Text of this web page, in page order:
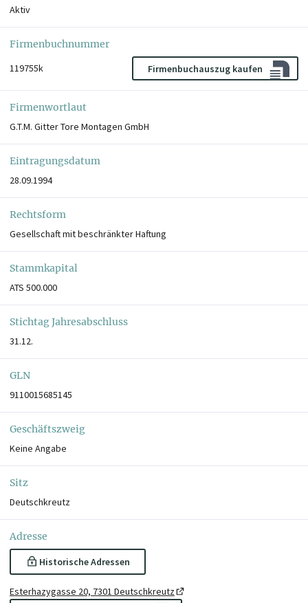
Aktiv
Firmenbuchnummer
119755k
Firmenbuchauszug kaufen
Firmenwortlaut
G.T.M. Gitter Tore Montagen GmbH
Eintragungsdatum
28.09.1994
Rechtsform
Gesellschaft mit beschränkter Haftung
Stammkapital
ATS 500.000
Stichtag Jahresabschluss
31.12.
GLN
9110015685145
Geschäftszweig
Keine Angabe
Sitz
Deutschkreutz
Adresse
Historische Adressen
Esterhazygasse 20, 7301 Deutschkreutz